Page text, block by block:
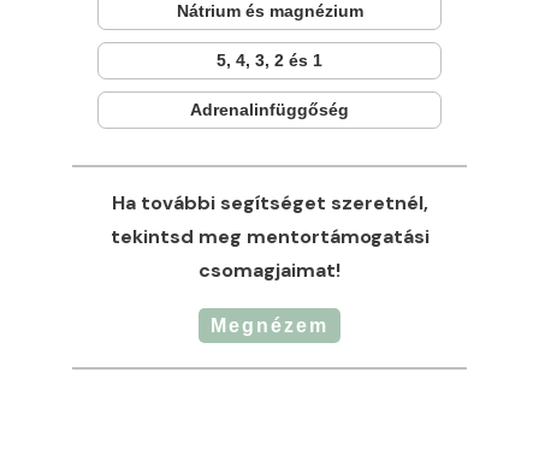
Nátrium és magnézium
5, 4, 3, 2 és 1
Adrenalinfüggőség
Ha további segítséget szeretnél,
tekintsd meg mentortámogatási
csomagjaimat!
Megnézem